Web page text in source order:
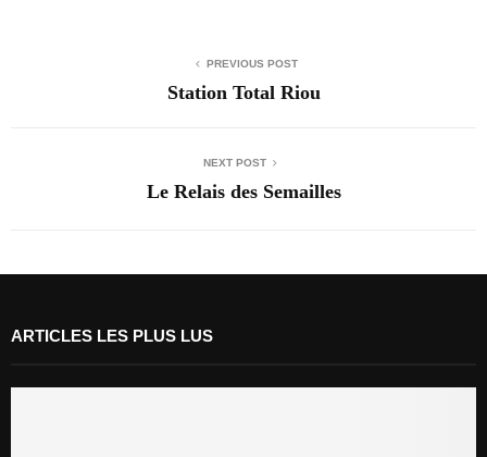
PREVIOUS POST
Station Total Riou
NEXT POST
Le Relais des Semailles
ARTICLES LES PLUS LUS